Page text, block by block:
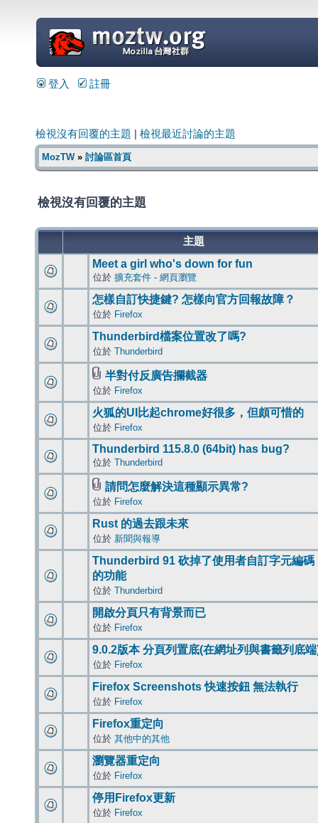
=
登入 註冊
檢視沒有回覆的主題 檢視最近討論的主題
MozTW» 討論區首頁
檢視沒有回覆的主題
主題
Meet a girl who's down for fun
位於 擴充套件 - 網頁瀏覽
怎樣自訂快捷鍵? 怎樣向官方回報故障？
位於 Firefox
Thunderbird檔案位置改了嗎?
位於 Thunderbird
半對付反廣告攔截器
位於 Firefox
火狐的UI比起chrome好很多，但頗可惜的
位於 Firefox
Thunderbird 115.8.0 (64bit) has bug?
位於 Thunderbird
請問怎麼解決這種顯示異常?
位於 Firefox
Rust 的過去跟未來
位於 新聞與報導
Thunderbird 91 砍掉了使用者自訂字元編碼
的功能
位於 Thunderbird
開啟分頁只有背景而已
位於 Firefox
9.0.2版本 分頁列置底(在網址列與書籤列底
位於 Firefox
Firefox Screenshots 快速按鈕 無法執行
位於 Firefox
Firefox重定向
位於 其他中的其他
瀏覽器重定向
位於 Firefox
停用Firefox更新
位於 Firefox